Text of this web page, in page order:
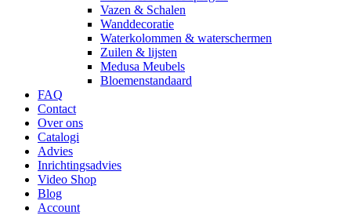
Vazen & Schalen
Wanddecoratie
Waterkolommen & waterschermen
Zuilen & lijsten
Medusa Meubels
Bloemenstandaard
FAQ
Contact
Over ons
Catalogi
Advies
Inrichtingsadvies
Video Shop
Blog
Account